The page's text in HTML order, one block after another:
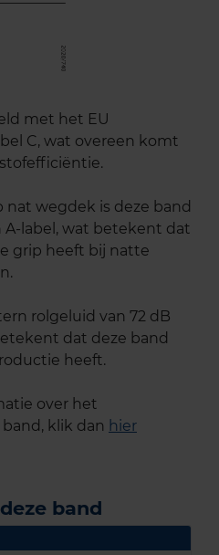
met het EU
C, wat overeen komt
nat wegdek is deze band
label, wat betekent dat
grip heeft bij natte
rolgeluid van 72 dB
dat deze band
heeft.
over het
klik dan hier
band